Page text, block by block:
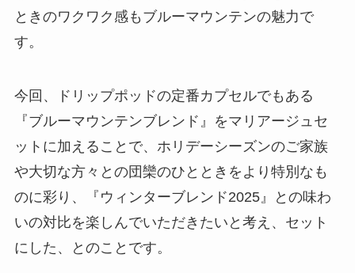
ときのワクワク感もブルーマウンテンの魅力で
す。
今回、ドリップポッドの定番カプセルでもある
『ブルーマウンテンブレンド』をマリアージュセ
ットに加えることで、ホリデーシーズンのご家族
や大切な方々との団欒のひとときをより特別なも
のに彩り、『ウィンターブレンド2025』との味わ
いの対比を楽しんでいただきたいと考え、セット
にした、とのことです。